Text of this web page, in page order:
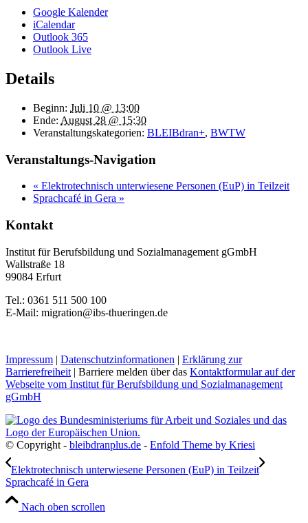
Google Kalender
iCalendar
Outlook 365
Outlook Live
Details
Beginn: Juli 10 @ 13:00
Ende: August 28 @ 15:30
Veranstaltungskategorien: BLEIBdran+, BWTW
Veranstaltungs-Navigation
« Elektrotechnisch unterwiesene Personen (EuP) in Teilzeit
Sprachcafé in Gera »
Kontakt
Institut für Berufsbildung und Sozialmanagement gGmbH
Wallstraße 18
99084 Erfurt
Tel.: 0361 511 500 100
E-Mail: migration@ibs-thueringen.de
Impressum | Datenschutzinformationen | Erklärung zur
Barrierefreiheit | Barriere melden über das Kontaktformular auf der
Webseite vom Institut für Berufsbildung und Sozialmanagement
gGmbH
© Copyright - bleibdranplus.de - Enfold Theme by Kriesi
Elektrotechnisch unterwiesene Personen (EuP) in Teilzeit
Sprachcafé in Gera
Nach oben scrollen